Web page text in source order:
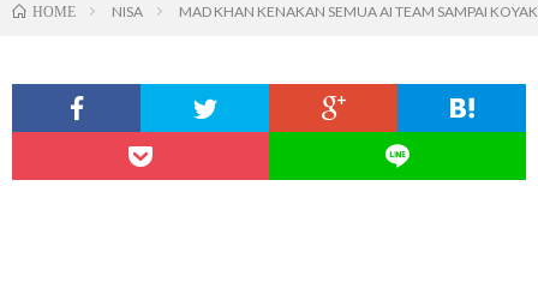
HOME NISA MAD KHAN KENAKAN SEMUA AI TEAM SAMPAI